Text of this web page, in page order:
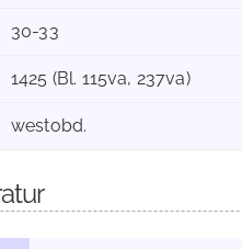
30-33
1425 (Bl. 115va, 237va)
westobd.